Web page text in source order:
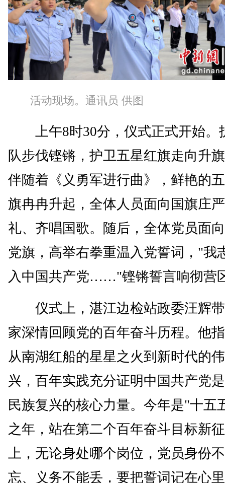
活动现场。通讯员 供图
上午8时30分，仪式正式开始。
队步伐铿锵，护卫五星红旗走向升
伴随着《义勇军进行曲》，鲜艳的
旗冉冉升起，全体人员面向国旗庄
礼、齐唱国歌。随后，全体党员面
党旗，高举右拳重温入党誓词，"我
入中国共产党……"铿锵誓言响彻营
仪式上，湛江边检站政委汪辉
家深情回顾党的百年奋斗历程。他
从南湖红船的星星之火到新时代的
兴，百年实践充分证明中国共产党
民族复兴的核心力量。今年是"十五
之年，站在第二个百年奋斗目标新
上，无论身处哪个岗位，党员身份
忘、义务不能丢，要把誓词记在心